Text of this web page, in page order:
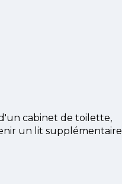
cabinet de toilette,
un lit supplémentaire